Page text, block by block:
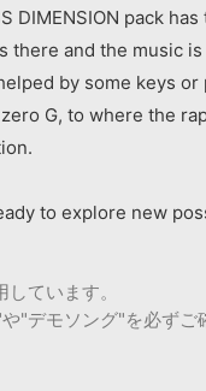
DIMENSION pack
there and the music
by some keys
G, to where the
to explore new
ています。
"デモソング"を必ずご